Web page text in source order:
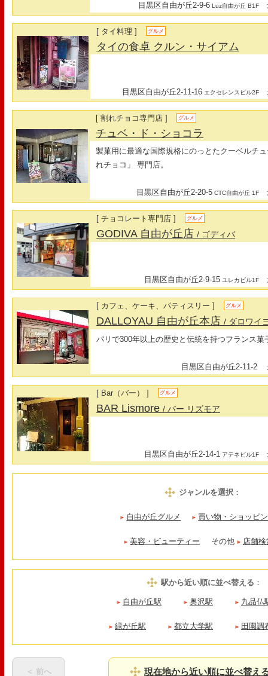
目黒区自由が丘2-9-6 Luz自由が丘 B1F
[ タイ料理 ] グルメ
タイの食卓 クルン・サイアム
目黒区自由が丘2-11-16 エクセレンスビル2F
[ 割れチョコ専門店 ] グルメ
チュベ・ド・ショコラ
製菓用に最適な国際規格にのっとたクーベルチ
れチョコ」 専門店。
目黒区自由が丘2-20-5 CTC自由が丘 1F
[ チョコレート専門店 ] グルメ
GODIVA 自由が丘店/ ゴディバ
目黒区自由が丘2-9-15 ユレカビル1F
[ カフェ、ケーキ、パティスリー ] グルメ
DALLOYAU 自由が丘本店/ ダロワイ
パリで300年以上の歴史と伝統を持つフランス菓
目黒区自由が丘2-11-2
[ Bar（バー） ] グルメ
BAR Lismore/ バー リズモア
目黒区自由が丘2-14-1 アテネビル1F
ジャンルを選択：
自由が丘グルメ 買い物・ショッピ
美容・ビューティー その他 店舗
駅から近い順に並べ替える ：
自由が丘駅 奥沢駅 九品仏
緑が丘駅 都立大学駅 田園調
＜ 前へ 現在地から近い順に並べ替え